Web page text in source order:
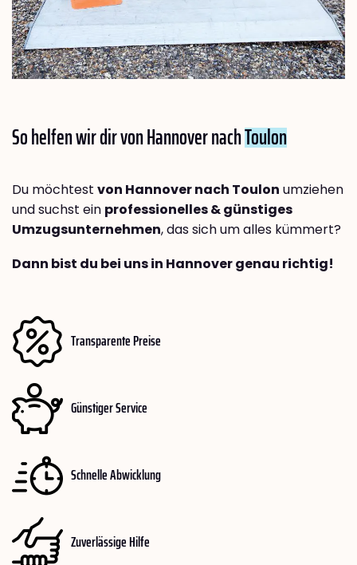
So helfen wir dir von Hannover nachToulon
Du möchtest von Hannover nach Toulon umziehen
und suchst ein professionelles & günstiges
Umzugsunternehmen, das sich um alles kümmert?
Dann bist du bei uns in Hannover genau richtig!
Transparente Preise
Günstiger Service
Schnelle Abwicklung
Zuverlässige Hilfe